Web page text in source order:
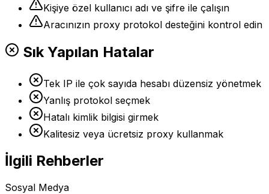
Kişiye özel kullanıcı adı ve şifre ile çalışın
Aracınızın proxy protokol desteğini kontrol edin
Sık Yapılan Hatalar
Tek IP ile çok sayıda hesabı düzensiz yönetmek
Yanlış protokol seçmek
Hatalı kimlik bilgisi girmek
Kalitesiz veya ücretsiz proxy kullanmak
İlgili Rehberler
Sosyal Medya